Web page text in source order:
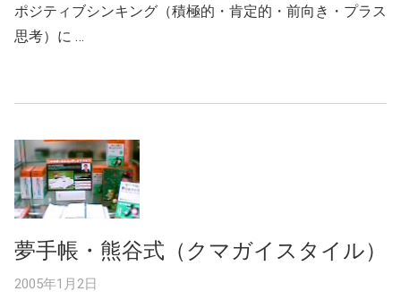
ポジティブシンキング（積極的・肯定的・前向き・プラス
思考）に …
夢手帳・熊谷式（クマガイスタイル）
2005年1月2日